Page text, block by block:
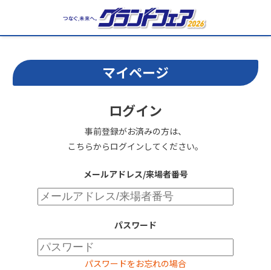
マイページ
ログイン
事前登録がお済みの方は、
こちらからログインしてください。
メールアドレス/来場者番号
パスワード
パスワードをお忘れの場合